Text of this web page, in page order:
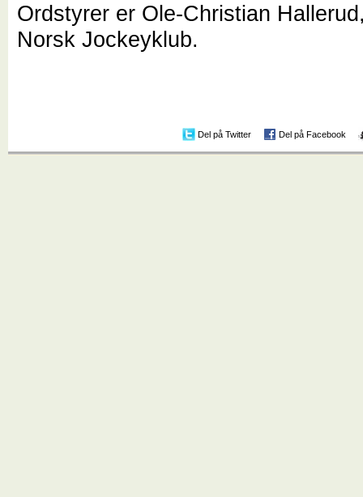
Ordstyrer er Ole-Christian
Norsk Jockeyklub.
Del på Twitter Del på Facebook